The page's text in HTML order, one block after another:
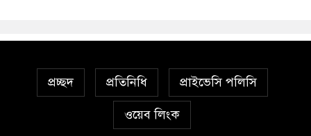
প্রচ্ছদ প্রতিনিধি প্রাইভেসি পলিসি
ওয়েব লিংক